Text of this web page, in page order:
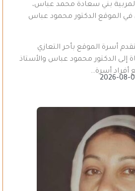
المربية بني سعادة محمد عباس،
الموقع الدكتور محمود عباس
أسرة الموقع بأحر التعازي
الدكتور محمود عباس والأستاذ
أسرة…
2026-08-